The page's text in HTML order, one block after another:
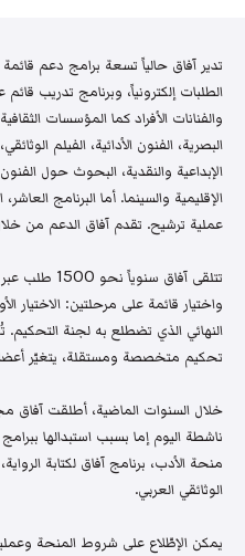
تدير آفاق حالياً تسعة برامج دعم
الطلبات إلكترونياً، وبرنامج تدريب
والفنانات الأفراد كما المؤسسات
البصرية، الفنون الأدائية، الفيلم
الإبداعية والنقدية، البحوث حول
الإقليمية والسينما. أما البرنامج
عملية ترشيح. تقدم آفاق الدعم من
تتلقى آفاق
واختيار قائمة على مرحلتين: الاختيار
النهائي الذي تضطلع به لجنة التحكيم.
تحكيم متخصصة ومستقلة، يتغيّر
خلال السنوات الماضية، أطلقت آفاق
ناشطة اليوم إما بسبب استبدالها
منحة الأدب، برنامج آفاق لكتابة
الوثائقي العربي.
يمكن الإطّلاع على شروط المنحة